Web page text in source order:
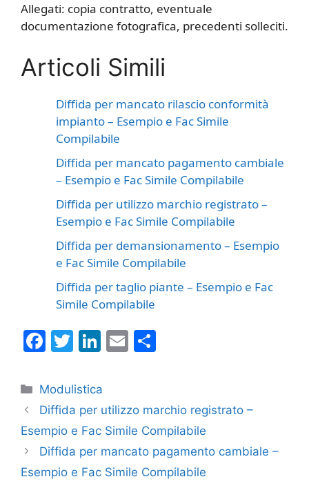
Allegati: copia contratto, eventuale
documentazione fotografica, precedenti solleciti.
Articoli Simili
Diffida per mancato rilascio conformità
impianto – Esempio e Fac Simile
Compilabile
Diffida per mancato pagamento cambiale
– Esempio e Fac Simile Compilabile
Diffida per utilizzo marchio registrato –
Esempio e Fac Simile Compilabile
Diffida per demansionamento – Esempio
e Fac Simile Compilabile
Diffida per taglio piante – Esempio e Fac
Simile Compilabile
F
c
e
b
o
o
T
itt
er
Li
k
e
dI
n
E
l
di
vi
di
Categorie
Modulistica
Diffida per utilizzo marchio registrato –
Esempio e Fac Simile Compilabile
Diffida per mancato pagamento cambiale –
Esempio e Fac Simile Compilabile